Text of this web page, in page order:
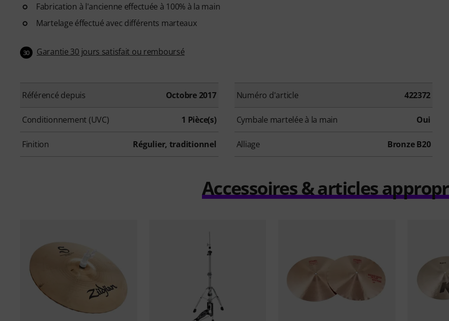
Fabrication à l'ancienne effectuée à 100% à la main
Martelage éffectué avec différents marteaux
30 Garantie 30 jours satisfait ou remboursé
Référencé depuis Octobre 2017 Numéro d'article 422372
Conditionnement (UVC) 1 Pièce(s) Cymbale martelée à la main Oui
Finition Régulier, traditionnel Alliage Bronze B20
Accessoires & articles